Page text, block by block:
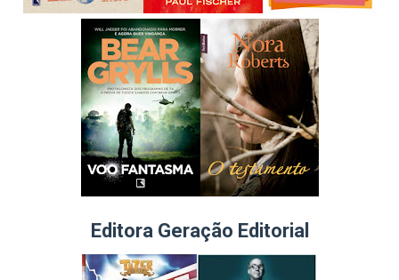
Editora Geração Editorial